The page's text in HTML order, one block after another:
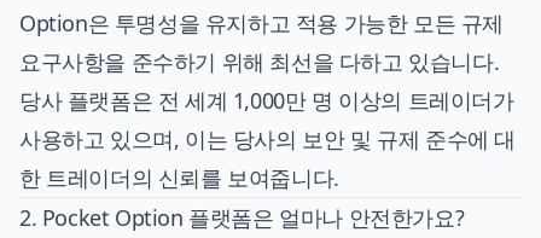
Option은 투명성을 유지하고 적용 가능한 모든 규제
요구사항을 준수하기 위해 최선을 다하고 있습니다.
당사 플랫폼은 전 세계 1,000만 명 이상의 트레이더가
사용하고 있으며, 이는 당사의 보안 및 규제 준수에 대
한 트레이더의 신뢰를 보여줍니다.
2. Pocket Option 플랫폼은 얼마나 안전한가요?